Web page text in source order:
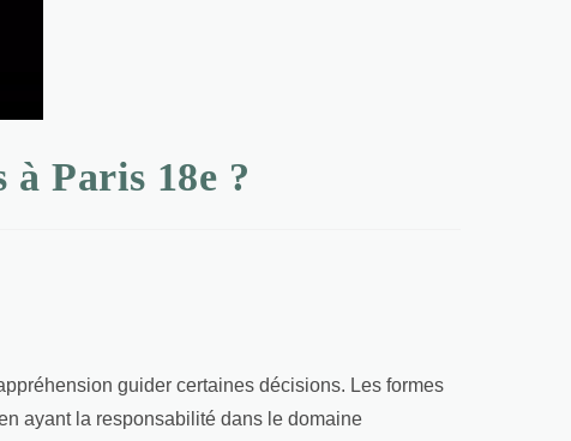
Paris 18e ?
guider certaines décisions. Les formes
ayant la responsabilité dans le domaine